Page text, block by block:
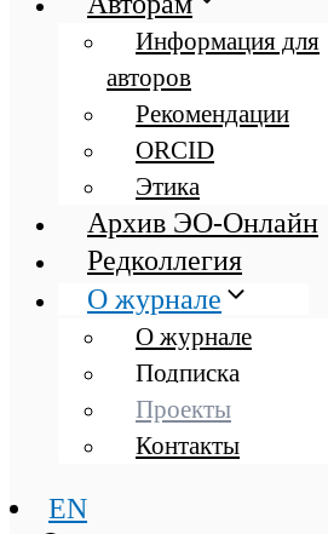
Информация для
авторов
Рекомендации
ORCID
Этика
Архив ЭО-Онлайн
Редколлегия
О журнале
О журнале
Подписка
Проекты
Контакты
EN